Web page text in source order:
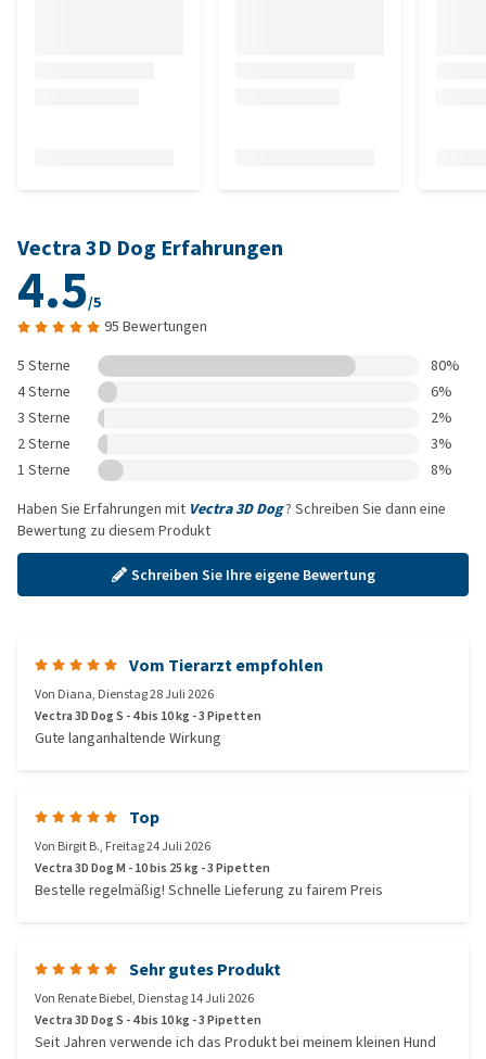
Vectra 3D Dog Erfahrungen
4.5/5
95 Bewertungen
5 Sterne
80%
4 Sterne
6%
3 Sterne
2%
2 Sterne
3%
1 Sterne
8%
Haben Sie Erfahrungen mit Vectra 3D Dog? Schreiben Sie dann eine
Bewertung zu diesem Produkt
Schreiben Sie Ihre eigene Bewertung
Vom Tierarzt empfohlen
Von Diana, Dienstag 28 Juli 2026
Vectra 3D Dog S - 4 bis 10 kg - 3 Pipetten
Gute langanhaltende Wirkung
Top
Von Birgit B., Freitag 24 Juli 2026
Vectra 3D Dog M - 10 bis 25 kg - 3 Pipetten
Bestelle regelmäßig! Schnelle Lieferung zu fairem Preis
Sehr gutes Produkt
Von Renate Biebel, Dienstag 14 Juli 2026
Vectra 3D Dog S - 4 bis 10 kg - 3 Pipetten
Seit Jahren verwende ich das Produkt bei meinem kleinen Hund